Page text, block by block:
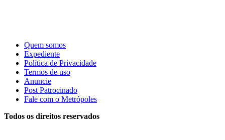
Quem somos
Expediente
Política de Privacidade
Termos de uso
Anuncie
Post Patrocinado
Fale com o Metrópoles
Todos os direitos reservados